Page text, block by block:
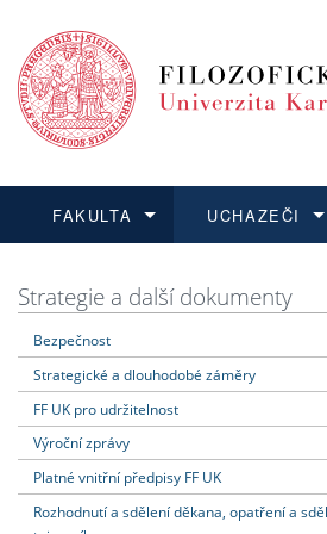
FAKULTA
Dozvědět se více
UCHAZEČI
Podat přihlášku
Dozvědět se více
Dozvědět se více
Dozvědět se více
Strategie a další dokumenty
Bezpečnost
Strategické a dlouhodobé záměry
FF UK pro udržitelnost
Výroční zprávy
Platné vnitřní předpisy FF UK
Rozhodnutí a sdělení děkana, opatření a